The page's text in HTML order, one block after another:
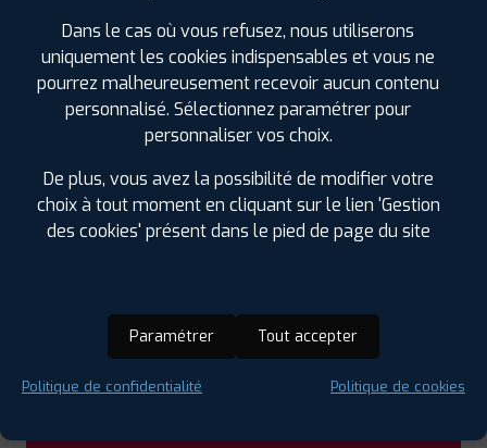
ZI LA GLACIERE NORD RN 19
10510 MAIZIERE LA
GRANDE PAR.
0325249718
HORAIRES | +D'INFOS
LES GARAGES PROFIL PLUS
DANS LES VILLES À PROXIMITÉ
Nogent-sur-Seine (10)
Saint-André-les-Vergers (10)
Saint-Julien-les-Villas (10)
Dans le cas où vous refusez, nous utiliserons
uniquement les cookies indispensables et vous ne
pourrez malheureusement recevoir aucun contenu
personnalisé. Sélectionnez paramétrer pour
personnaliser vos choix.
De plus, vous avez la possibilité de modifier votre
choix à tout moment en cliquant sur le lien 'Gestion
des cookies' présent dans le pied de page du site
Paramétrer Tout accepter
Politique de confidentialité Politique de cookies